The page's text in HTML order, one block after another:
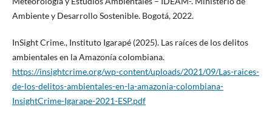
Ambiente y Desarrollo Sostenible. Bogotá, 2022.
InSight Crime., Instituto Igarapé (2025). Las raíces de los delitos
ambientales en la Amazonía colombiana.
https://insightcrime.org/wp-content/uploads/2021/09/Las-raices-
de-los-delitos-ambientales-en-la-amazonia-colombiana-
InsightCrime-Igarape-2021-ESP.pdf